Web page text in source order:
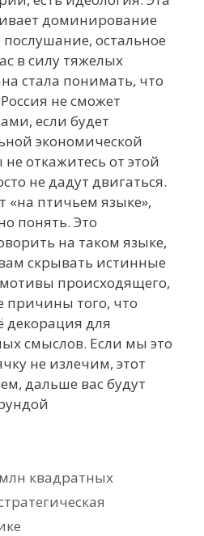
доминирование
остальное
в силу тяжелых
стала понимать, что
не сможет
если будет
экономической
откажитесь от этой
не дадут двигаться.
«на птичьем языке»,
понять. Это
на таком языке,
скрывать истинные
происходящего,
причины того, что
декорация для
смыслов. Если мы это
не излечим, этот
дальше вас будут
квадратных